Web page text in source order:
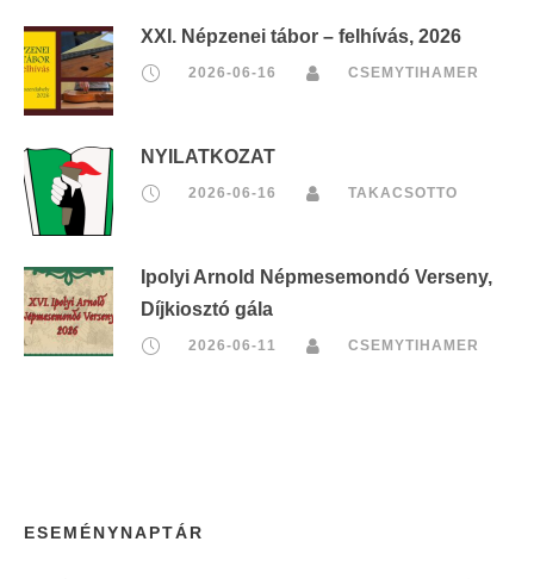
XXI. Népzenei tábor – felhívás, 2026
2026-06-16 CSEMYTIHAMER
NYILATKOZAT
2026-06-16 TAKACSOTTO
Ipolyi Arnold Népmesemondó Verseny,
Díjkiosztó gála
2026-06-11 CSEMYTIHAMER
ESEMÉNYNAPTÁR